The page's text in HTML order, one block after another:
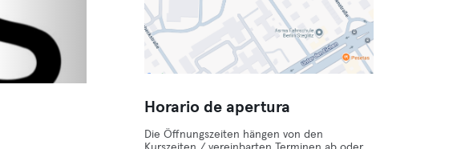
Horario de apertura
Die Öffnungszeiten hängen von den